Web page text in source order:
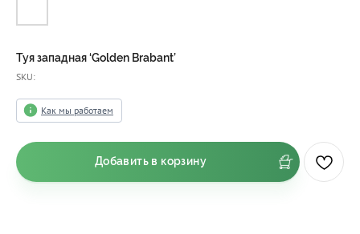
Туя западная ‘Golden Brabant’
SKU:
Как мы работаем
Добавить в корзину